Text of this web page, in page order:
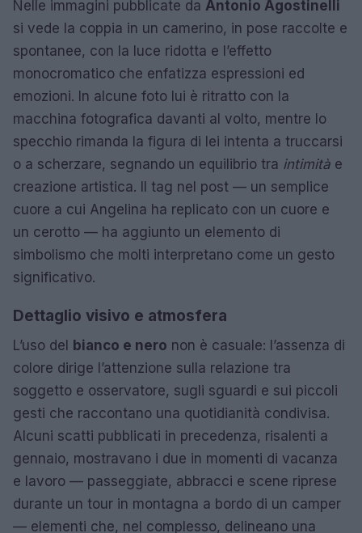
Nelle immagini pubblicate da Antonio Agostinelli
si vede la coppia in un camerino, in pose raccolte e
spontanee, con la luce ridotta e l’effetto
monocromatico che enfatizza espressioni ed
emozioni. In alcune foto lui è ritratto con la
macchina fotografica davanti al volto, mentre lo
specchio rimanda la figura di lei intenta a truccarsi
o a scherzare, segnando un equilibrio tra intimità e
creazione artistica. Il tag nel post — un semplice
cuore a cui Angelina ha replicato con un cuore e
un cerotto — ha aggiunto un elemento di
simbolismo che molti interpretano come un gesto
significativo.
Dettaglio visivo e atmosfera
L’uso del bianco e nero non è casuale: l’assenza di
colore dirige l’attenzione sulla relazione tra
soggetto e osservatore, sugli sguardi e sui piccoli
gesti che raccontano una quotidianità condivisa.
Alcuni scatti pubblicati in precedenza, risalenti a
gennaio, mostravano i due in momenti di vacanza
e lavoro — passeggiate, abbracci e scene riprese
durante un tour in montagna a bordo di un camper
— elementi che, nel complesso, delineano una